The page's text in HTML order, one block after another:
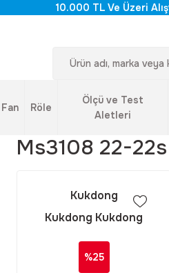
10.000 TL Ve Üzeri
Fan Röle
Ölçü ve Test
Aletleri
Ms3108 22-
Kukdong
Kukdong Kukdong
4 Pinli 90 Derece Dişi
%25